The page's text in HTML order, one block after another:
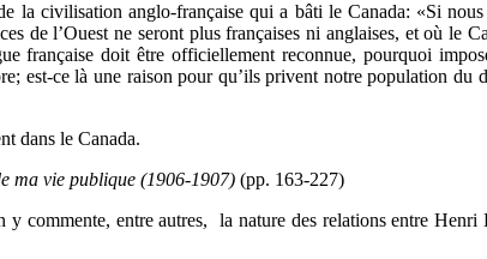
la civilisation anglo-française qui a bâti le Canada: «Si
de l’Ouest ne seront plus françaises ni anglaises, et où le
française doit être officiellement reconnue, pourquoi
est-ce là une raison pour qu’ils privent notre population du
dans le Canada.
ma vie publique (1906-1907) (pp. 163-227)
commente, entre autres, la nature des relations entre